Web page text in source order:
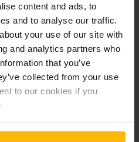
content and ads, to
and to analyse our traffic.
your use of our site with
and analytics partners who
that you’ve
collected from your use
to our cookies if you
efektivita. Okrem toho sa
rozhranie automaticky
Skenovanie na cieľovom
s úzkymi uličkami je
procesov
pre vysoké regály: